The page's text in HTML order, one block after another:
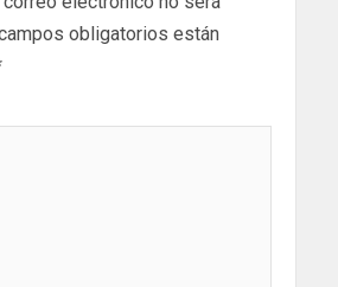
obligatorios están